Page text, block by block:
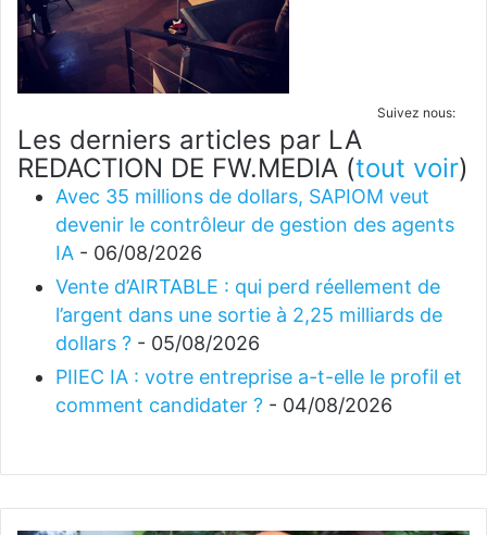
Suivez nous:
Les derniers articles par LA
REDACTION DE FW.MEDIA (tout voir)
Avec 35 millions de dollars, SAPIOM veut
devenir le contrôleur de gestion des agents
IA - 06/08/2026
Vente d’AIRTABLE : qui perd réellement de
l’argent dans une sortie à 2,25 milliards de
dollars ? - 05/08/2026
PIIEC IA : votre entreprise a-t-elle le profil et
comment candidater ? - 04/08/2026